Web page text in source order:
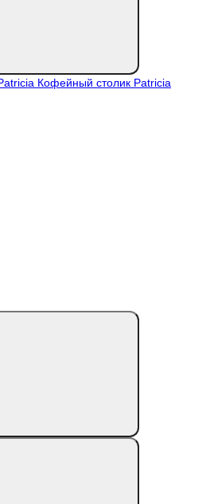
Кофейный столик Patricia